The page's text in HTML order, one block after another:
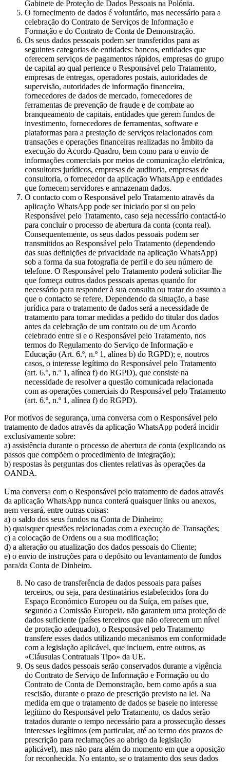
Gabinete de Proteção de Dados Pessoais na Polónia.
O fornecimento de dados é voluntário, mas necessário para a
celebração do Contrato de Serviços de Informação e
Formação e do Contrato de Conta de Demonstração.
Os seus dados pessoais podem ser transferidos para as
seguintes categorias de entidades: bancos, entidades que
oferecem serviços de pagamentos rápidos, empresas do grupo
de capital ao qual pertence o Responsável pelo Tratamento,
empresas de entregas, operadores postais, autoridades de
supervisão, autoridades de informação financeira,
fornecedores de dados de mercado, fornecedores de
ferramentas de prevenção de fraude e de combate ao
branqueamento de capitais, entidades que gerem fundos de
investimento, fornecedores de ferramentas, software e
plataformas para a prestação de serviços relacionados com
transações e operações financeiras realizadas no âmbito da
execução do Acordo-Quadro, bem como para o envio de
informações comerciais por meios de comunicação eletrónica,
consultores jurídicos, empresas de auditoria, empresas de
consultoria, o fornecedor da aplicação WhatsApp e entidades
que fornecem servidores e armazenam dados.
O contacto com o Responsável pelo Tratamento através da
aplicação WhatsApp pode ser iniciado por si ou pelo
Responsável pelo Tratamento, caso seja necessário contactá-lo
para concluir o processo de abertura da conta (conta real).
Consequentemente, os seus dados pessoais podem ser
transmitidos ao Responsável pelo Tratamento (dependendo
das suas definições de privacidade na aplicação WhatsApp)
sob a forma da sua fotografia de perfil e do seu número de
telefone. O Responsável pelo Tratamento poderá solicitar-lhe
que forneça outros dados pessoais apenas quando for
necessário para responder à sua consulta ou tratar do assunto a
que o contacto se refere. Dependendo da situação, a base
jurídica para o tratamento de dados será a necessidade de
tratamento para tomar medidas a pedido do titular dos dados
antes da celebração de um contrato ou de um Acordo
celebrado entre si e o Responsável pelo Tratamento, nos
termos do Regulamento do Serviço de Informação e
Educação (Art. 6.º, n.º 1, alínea b) do RGPD); e, noutros
casos, o interesse legítimo do Responsável pelo Tratamento
(art. 6.º, n.º 1, alínea f) do RGPD), que consiste na
necessidade de resolver a questão comunicada relacionada
com as operações comerciais do Responsável pelo Tratamento
(art. 6.º, n.º 1, alínea f) do RGPD).
Por motivos de segurança, uma conversa com o Responsável pelo
tratamento de dados através da aplicação WhatsApp poderá incidir
exclusivamente sobre:
a) assistência durante o processo de abertura de conta (explicando os
passos que compõem o procedimento de integração);
b) respostas às perguntas dos clientes relativas às operações da
OANDA.
Uma conversa com o Responsável pelo tratamento de dados através
da aplicação WhatsApp nunca conterá quaisquer links ou anexos,
nem versará, entre outras coisas:
a) o saldo dos seus fundos na Conta de Dinheiro;
b) quaisquer questões relacionadas com a execução de Transações;
c) a colocação de Ordens ou a sua modificação;
d) a alteração ou atualização dos dados pessoais do Cliente;
e) o envio de instruções para o depósito ou levantamento de fundos
para/da Conta de Dinheiro.
No caso de transferência de dados pessoais para países
terceiros, ou seja, para destinatários estabelecidos fora do
Espaço Económico Europeu ou da Suíça, em países que,
segundo a Comissão Europeia, não garantem uma proteção de
dados suficiente (países terceiros que não oferecem um nível
de proteção adequado), o Responsável pelo Tratamento
transfere esses dados utilizando mecanismos em conformidade
com a legislação aplicável, que incluem, entre outros, as
«Cláusulas Contratuais Tipo» da UE.
Os seus dados pessoais serão conservados durante a vigência
do Contrato de Serviço de Informação e Formação ou do
Contrato de Conta de Demonstração, bem como após a sua
rescisão, durante o prazo de prescrição previsto na lei. Na
medida em que o tratamento de dados se baseie no interesse
legítimo do Responsável pelo Tratamento, os dados serão
tratados durante o tempo necessário para a prossecução desses
interesses legítimos (em particular, até ao termo dos prazos de
prescrição para reclamações ao abrigo da legislação
aplicável), mas não para além do momento em que a oposição
for reconhecida. No entanto, se o tratamento dos seus dados